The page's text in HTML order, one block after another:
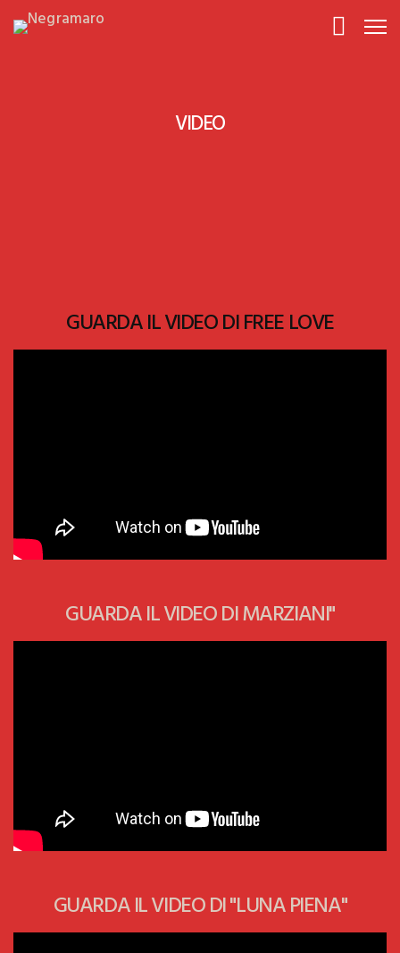
VIDEO
GUARDA IL VIDEO DI FREE LOVE
GUARDA IL VIDEO DI MARZIANI"
GUARDA IL VIDEO DI "LUNA PIENA"